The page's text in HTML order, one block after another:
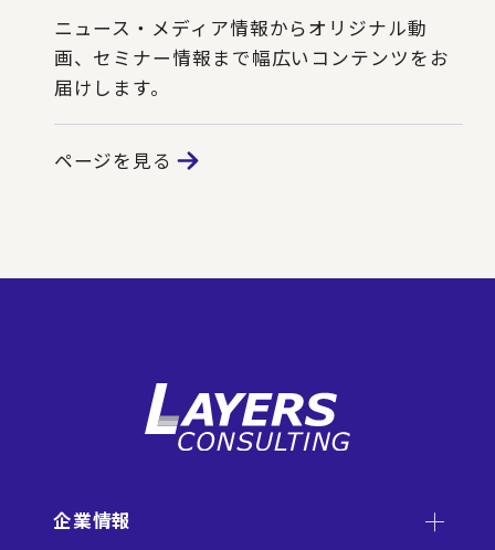
ニュース・メディア情報からオリジナル動
画、セミナー情報まで幅広いコンテンツをお
届けします。
ページを見る
企業情報